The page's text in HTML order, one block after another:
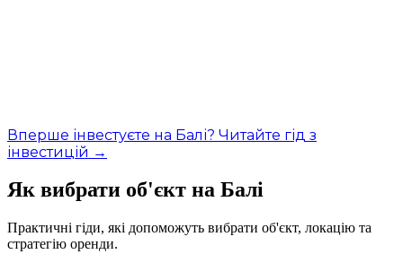
Вперше інвестуєте на Балі? Читайте гід з
інвестицій →
Як вибрати об'єкт на Балі
Практичні гіди, які допоможуть вибрати об'єкт, локацію та
стратегію оренди.